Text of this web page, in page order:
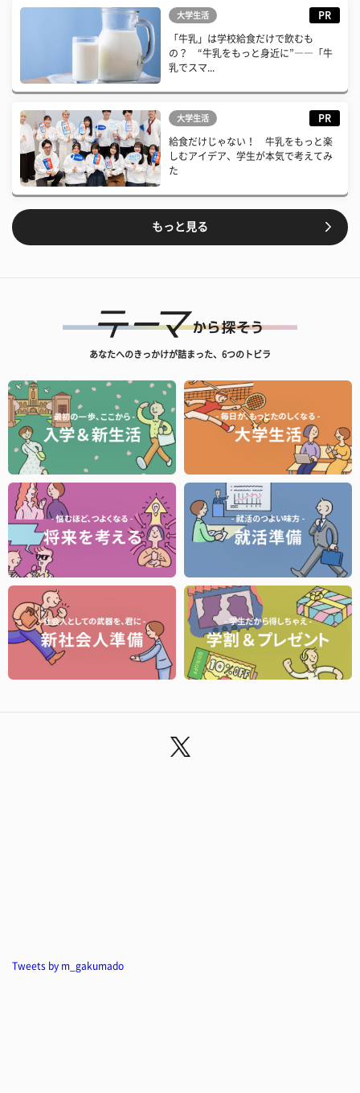
大学生活 PR
「牛乳」は学校給食だけで飲むも
の？ “牛乳をもっと身近に”――「牛
乳でスマ...
大学生活 PR
給食だけじゃない！ 牛乳をもっと楽
しむアイデア、学生が本気で考えてみ
た
もっと見る
あなたへのきっかけが詰まった、6つのトビラ
Tweets by m_gakumado